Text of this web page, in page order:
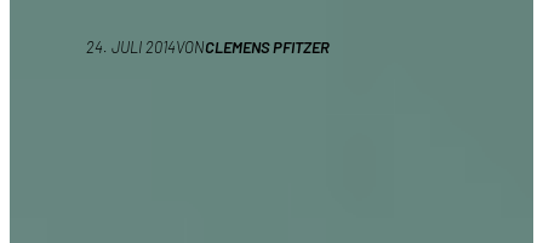
24. JULI 2014VONCLEMENS PFITZER